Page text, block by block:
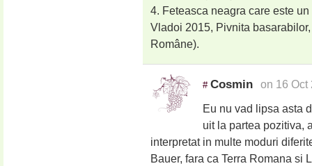
4. Feteasca neagra care este
Vladoi 2015, Pivnita
Române).
# Cosmin on 16 Oct
Eu nu vad lipsa asta
uit la partea pozitiva,
interpretat in multe moduri
Bauer, fara ca Terra Romana si